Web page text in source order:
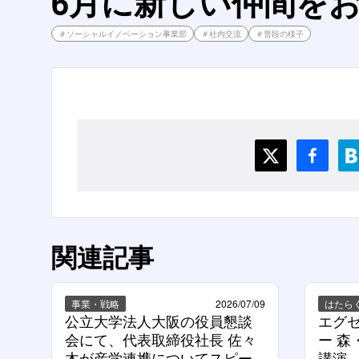
＃ ソーシャルイノベーション事業部 ＃社内交流 ＃普段の様子
関連記事
事業・戦略 2026/07/09
公立大学法人大阪の役員懇談
会にて、代表取締役社長 佐々
はたら
エグ
ー 森